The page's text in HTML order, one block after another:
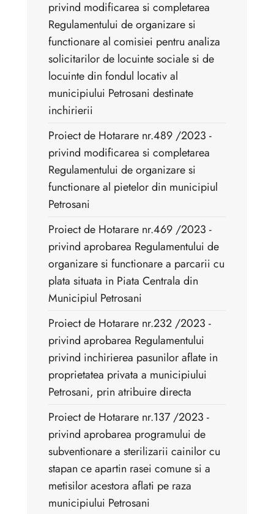
privind modificarea si completarea
Regulamentului de organizare si
functionare al comisiei pentru analiza
solicitarilor de locuinte sociale si de
locuinte din fondul locativ al
municipiului Petrosani destinate
inchirierii
Proiect de Hotarare nr.489 /2023 -
privind modificarea si completarea
Regulamentului de organizare si
functionare al pietelor din municipiul
Petrosani
Proiect de Hotarare nr.469 /2023 -
privind aprobarea Regulamentului de
organizare si functionare a parcarii cu
plata situata in Piata Centrala din
Municipiul Petrosani
Proiect de Hotarare nr.232 /2023 -
privind aprobarea Regulamentului
privind inchirierea pasunilor aflate in
proprietatea privata a municipiului
Petrosani, prin atribuire directa
Proiect de Hotarare nr.137 /2023 -
privind aprobarea programului de
subventionare a sterilizarii cainilor cu
stapan ce apartin rasei comune si a
metisilor acestora aflati pe raza
municipiului Petrosani